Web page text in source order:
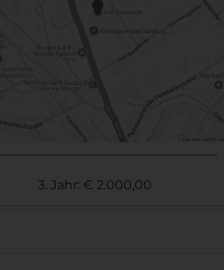
3. Jahr: € 2.000,00